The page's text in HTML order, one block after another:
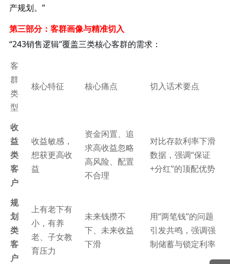
产规划。”
第三部分：客群画像与精准切入
“243销售逻辑”覆盖三类核心客群的需求：
客
群
类
型
核心特征 核心痛点 切入话术要点
收
益
类
客
户
收益敏感，
想获更高收
益
资金闲置、追
求高收益忽略
高风险、配置
不合理
对比存款利率下滑
数据，强调“保证
+分红”的顶配优势
规
划
类
客
户
上有老下有
小，有养
老、子女教
育压力
未来钱攒不
下、未来收益
下滑
用“两笔钱”的问题
引发共鸣，强调强
制储蓄与锁定利率